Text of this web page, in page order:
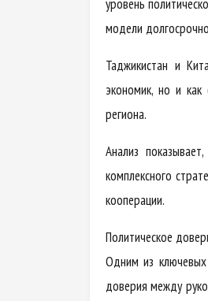
уровень
модели
Таджикистан и
экономик, но и как
региона.
Анализ
комплексного
кооперации.
Политическое
Одним из ключевых
доверия между